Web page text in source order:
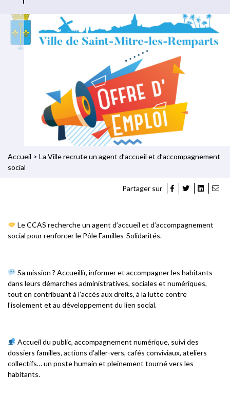
Accueil > La Ville recrute un agent d’accueil et d’accompagnement
social
Partager sur
Le CCAS recherche un agent d’accueil et d’accompagnement
social pour renforcer le Pôle Familles-Solidarités.
Sa mission ? Accueillir, informer et accompagner les habitants
dans leurs démarches administratives, sociales et numériques,
tout en contribuant à l’accès aux droits, à la lutte contre
l’isolement et au développement du lien social.
Accueil du public, accompagnement numérique, suivi des
dossiers familles, actions d’aller-vers, cafés conviviaux, ateliers
collectifs… un poste humain et pleinement tourné vers les
habitants.